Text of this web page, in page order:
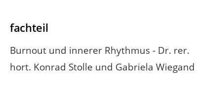
fachteil
Burnout und innerer Rhythmus - Dr. rer.
hort. Konrad Stolle und Gabriela Wiegand